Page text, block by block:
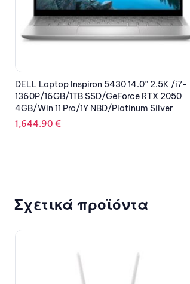
LEXMARK Toner Yellow 80C20Y0
96.38€
Σχετικά προϊόντα